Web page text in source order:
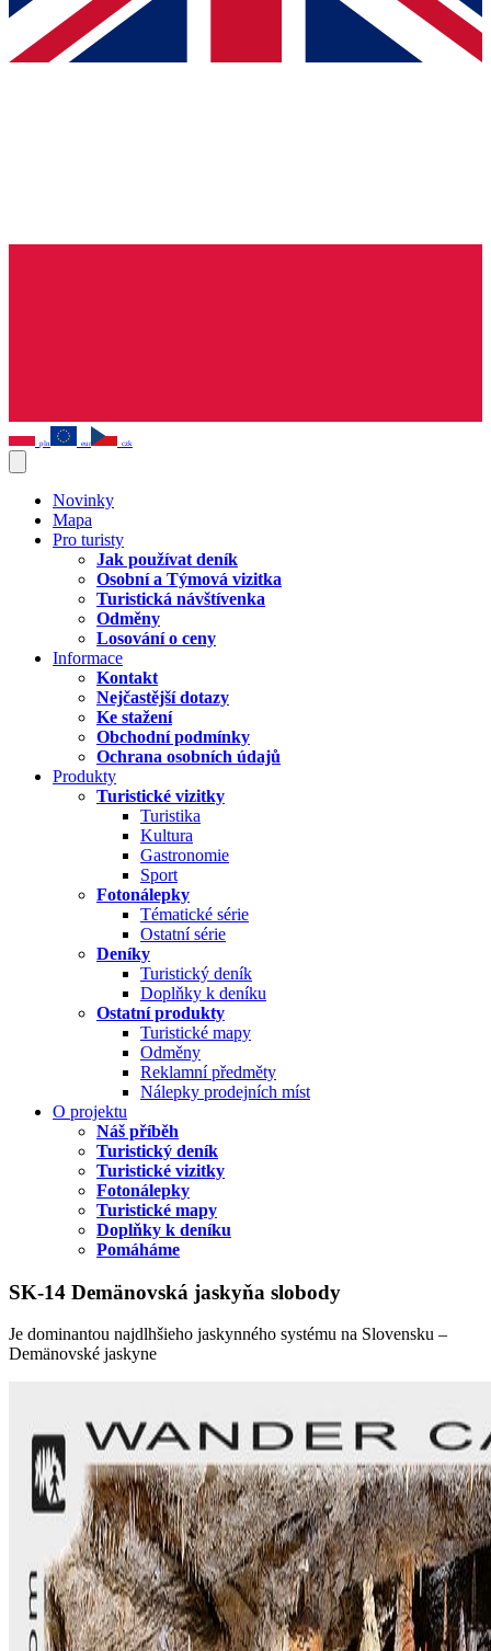
pln eur czk
Novinky
Mapa
Pro turisty
Jak používat deník
Osobní a Týmová vizitka
Turistická návštívenka
Odměny
Losování o ceny
Informace
Kontakt
Nejčastější dotazy
Ke stažení
Obchodní podmínky
Ochrana osobních údajů
Produkty
Turistické vizitky
Turistika
Kultura
Gastronomie
Sport
Fotonálepky
Tématické série
Ostatní série
Deníky
Turistický deník
Doplňky k deníku
Ostatní produkty
Turistické mapy
Odměny
Reklamní předměty
Nálepky prodejních míst
O projektu
Náš příběh
Turistický deník
Turistické vizitky
Fotonálepky
Turistické mapy
Doplňky k deníku
Pomáháme
SK-14 Demänovská jaskyňa slobody
Je dominantou najdlhšieho jaskynného systému na Slovensku –
Demänovské jaskyne